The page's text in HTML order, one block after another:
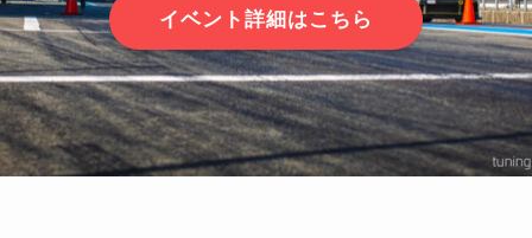
イベント詳細はこちら